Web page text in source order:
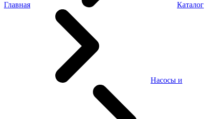
Главная Каталог
Насосы и